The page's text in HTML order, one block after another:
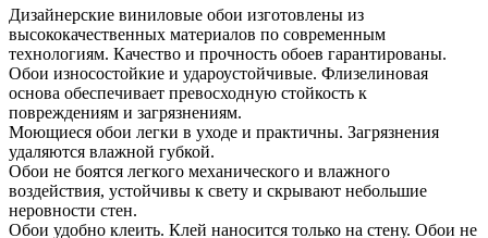
It`s
My
Room
Дизайнерские виниловые обои изготовлены из
высококачественных материалов по современным
технологиям. Качество и прочность обоев гарантированы.
Обои износостойкие и удароустойчивые. Флизелиновая
основа обеспечивает превосходную стойкость к
повреждениям и загрязнениям.
Моющиеся обои легки в уходе и практичны. Загрязнения
удаляются влажной губкой.
Обои не боятся легкого механического и влажного
воздействия, устойчивы к свету и скрывают небольшие
неровности стен.
Обои удобно клеить. Клей наносится только на стену. Обои не